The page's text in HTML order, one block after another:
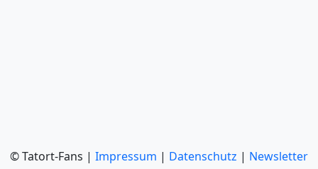
© Tatort-Fans | Impressum | Datenschutz | Newsletter